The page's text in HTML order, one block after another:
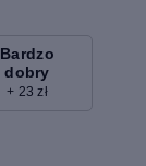
Bardzo
dobry
+ 23 zł